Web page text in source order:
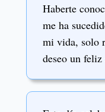
Haberte
me ha
mi vida, solo
deseo un